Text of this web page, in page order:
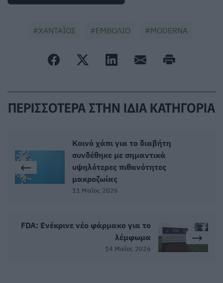
ΧΑΝΤΑΪΟΣ ΕΜΒΟΛΙΟ MODERNA
ΠΕΡΙΣΣΟΤΕΡΑ ΣΤΗΝ ΙΔΙΑ ΚΑΤΗΓΟΡΙΑ
Κοινό χάπι για το διαβήτη
συνδέθηκε με σημαντικά
υψηλότερες πιθανότητες
μακροζωίας
11 Μαϊος 2026
FDA: Ενέκρινε νέο φάρμακο για το
λέμφωμα
14 Μαϊος 2026